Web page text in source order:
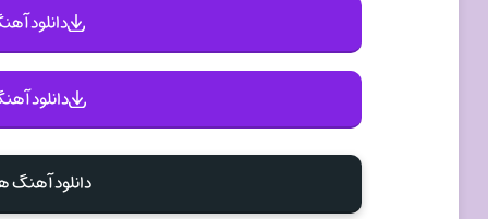
دانلود
دانلود
دانلود